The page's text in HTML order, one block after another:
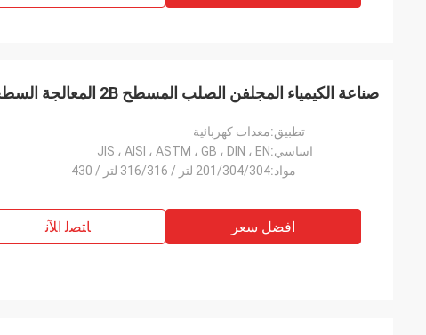
صناعة الكيمياء المجلفن الصلب المسطح 2B المعالجة السطحية سطح أملس
تطبيق:معدات كهربائية
اساسي:JIS ، AISI ، ASTM ، GB ، DIN ، EN
مواد:201/304/304 لتر / 316/316 لتر / 430
افضل سعر ﺎﺘﺼﻟ ﺍﻶﻧ